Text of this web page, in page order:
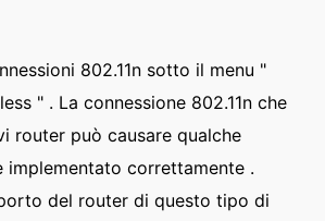
802.11n sotto il menu "
" . La connessione 802.11n che
router può causare qualche
correttamente .
del router di questo tipo di